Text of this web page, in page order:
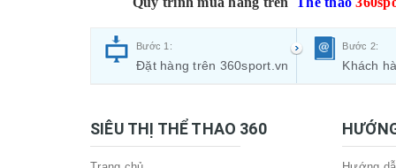
Bước 1:
Đặt hàng trên 360sport.vn
Bước 2:
Khách
SIÊU THỊ THỂ THAO 360